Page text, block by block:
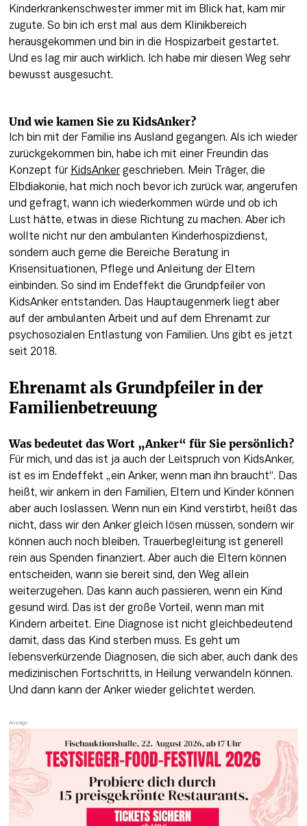
Kinderkrankenschwester immer mit im Blick hat, kam mir
zugute. So bin ich erst mal aus dem Klinikbereich
herausgekommen und bin in die Hospizarbeit gestartet.
Und es lag mir auch wirklich. Ich habe mir diesen Weg sehr
bewusst ausgesucht.
Und wie kamen Sie zu KidsAnker?
Ich bin mit der Familie ins Ausland gegangen. Als ich wieder
zurückgekommen bin, habe ich mit einer Freundin das
Konzept für KidsAnker geschrieben. Mein Träger, die
Elbdiakonie, hat mich noch bevor ich zurück war, angerufen
und gefragt, wann ich wiederkommen würde und ob ich
Lust hätte, etwas in diese Richtung zu machen. Aber ich
wollte nicht nur den ambulanten Kinderhospizdienst,
sondern auch gerne die Bereiche Beratung in
Krisensituationen, Pflege und Anleitung der Eltern
einbinden. So sind im Endeffekt die Grundpfeiler von
KidsAnker entstanden. Das Hauptaugenmerk liegt aber
auf der ambulanten Arbeit und auf dem Ehrenamt zur
psychosozialen Entlastung von Familien. Uns gibt es jetzt
seit 2018.
Ehrenamt als Grundpfeiler in der
Familienbetreuung
Was bedeutet das Wort „Anker“ für Sie persönlich?
Für mich, und das ist ja auch der Leitspruch von KidsAnker,
ist es im Endeffekt „ein Anker, wenn man ihn braucht“. Das
heißt, wir ankern in den Familien, Eltern und Kinder können
aber auch loslassen. Wenn nun ein Kind verstirbt, heißt das
nicht, dass wir den Anker gleich lösen müssen, sondern wir
können auch noch bleiben. Trauerbegleitung ist generell
rein aus Spenden finanziert. Aber auch die Eltern können
entscheiden, wann sie bereit sind, den Weg allein
weiterzugehen. Das kann auch passieren, wenn ein Kind
gesund wird. Das ist der große Vorteil, wenn man mit
Kindern arbeitet. Eine Diagnose ist nicht gleichbedeutend
damit, dass das Kind sterben muss. Es geht um
lebensverkürzende Diagnosen, die sich aber, auch dank des
medizinischen Fortschritts, in Heilung verwandeln können.
Und dann kann der Anker wieder gelichtet werden.